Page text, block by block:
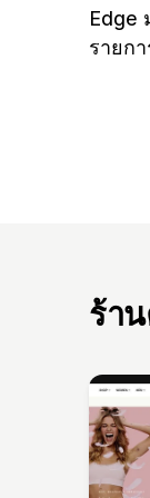
Edge
รายก
ร้า